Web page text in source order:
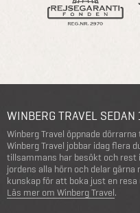
WINBERG TRAVEL
Winberg Travel öppnade
Winberg Travel jobbar idag flera
tillsammans har besökt och rest
jordens alla hörn och delar
kunskap för att boka just en resa
Läs mer om Winberg Travel.